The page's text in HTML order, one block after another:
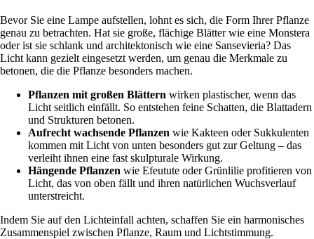
Bevor Sie eine Lampe aufstellen, lohnt es sich, die Form Ihrer Pflanze
genau zu betrachten. Hat sie große, flächige Blätter wie eine Monstera
oder ist sie schlank und architektonisch wie eine Sansevieria? Das
Licht kann gezielt eingesetzt werden, um genau die Merkmale zu
betonen, die die Pflanze besonders machen.
Pflanzen mit großen Blättern wirken plastischer, wenn das
Licht seitlich einfällt. So entstehen feine Schatten, die Blattadern
und Strukturen betonen.
Aufrecht wachsende Pflanzen wie Kakteen oder Sukkulenten
kommen mit Licht von unten besonders gut zur Geltung – das
verleiht ihnen eine fast skulpturale Wirkung.
Hängende Pflanzen wie Efeutute oder Grünlilie profitieren von
Licht, das von oben fällt und ihren natürlichen Wuchsverlauf
unterstreicht.
Indem Sie auf den Lichteinfall achten, schaffen Sie ein harmonisches
Zusammenspiel zwischen Pflanze, Raum und Lichtstimmung.